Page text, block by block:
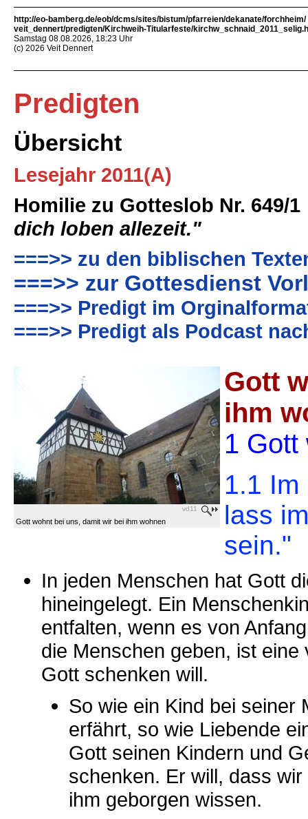
http://eo-bamberg.de/eob/dcms/sites/bistum/pfarreien/dekanate/forchheim/
veit_dennert/predigten/Kirchweih-Titularfeste/
Samstag 08.08.2026, 18:23 Uhr
(c) 2026 Veit Dennert
Predigten
Übersicht
Lesejahr 2011(A)
Homilie zu Gotteslob Nr. 649/1
dich loben allezeit."
===>> zu den biblischen
===>> zur Gottesdienst
===>> Predigt im
===>> Predigt als Podcast
vd11
Gott wohnt bei uns, damit wir bei ihm wohnen
Gott
ihm
1 Gott
1.1
lass
sein."
In jeden Menschen hat Gott
hineingelegt. Ein
entfalten, wenn es von
die Menschen geben, ist
Gott schenken will.
So wie ein Kind bei seiner
erfährt, so wie Liebende
Gott seinen Kindern und
schenken. Er will, dass
ihm geborgen wissen.